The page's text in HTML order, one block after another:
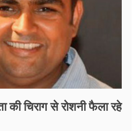
की चिराग से रोशनी फैला रहे